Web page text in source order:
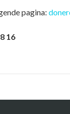
pagina:
16